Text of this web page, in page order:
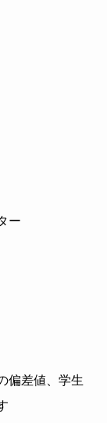
ー
偏差値、学生